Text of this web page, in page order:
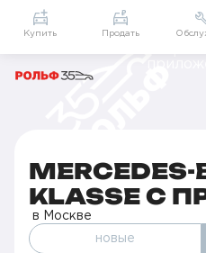
Приложение
Мой РОЛЬФ
MERCEDES-
KLASSE С
в Москве
новые
Купить Продать